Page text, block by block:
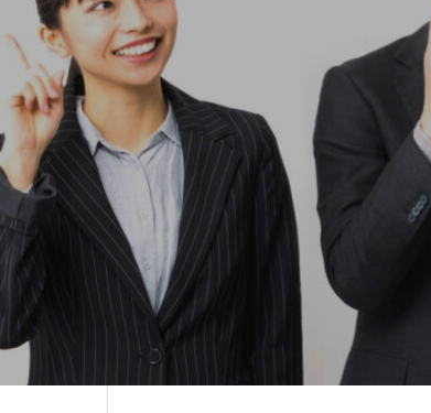
集客型ホームペー
ジ制作
SEOに強い「売れるホ
ームページ」をお届け
します
ン
あ
ル
トとは？Go
小企業の対
Googleを名乗る不審な電話・
SMSの見分け方
会社情報
Company
提